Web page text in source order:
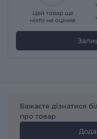
Цей товар ще
ніхто не оцінив
Бажаєте дізнатися
про товар